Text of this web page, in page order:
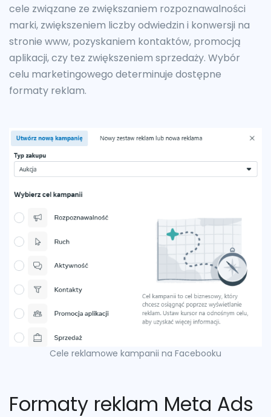
cele związane ze zwiększaniem rozpoznawalności
marki, zwiększeniem liczby odwiedzin i konwersji na
stronie www, pozyskaniem kontaktów, promocją
aplikacji, czy tez zwiększeniem sprzedaży. Wybór
celu marketingowego determinuje dostępne
formaty reklam.
Cele reklamowe kampanii na Facebooku
Formaty reklam Meta Ads